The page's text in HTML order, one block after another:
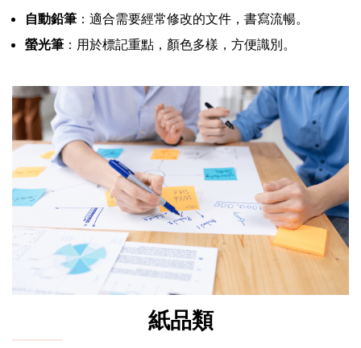
自動鉛筆 ：適合需要經常修改的文件，書寫流暢。
螢光筆 ：用於標記重點，顏色多樣，方便識別。
紙品類